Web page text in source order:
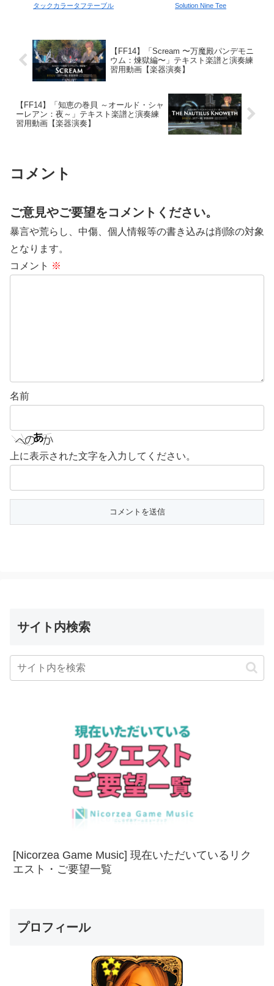
タックカラータフテーブル Solution Nine Tee
【FF14】「Scream 〜万魔殿パンデモニ
ウム：煉獄編〜」テキスト楽譜と演奏練
習用動画【楽器演奏】
【FF14】「知恵の巻貝 ～オールド・シャ
ーレアン：夜～」テキスト楽譜と演奏練
習用動画【楽器演奏】
コメント
ご意見やご要望をコメントください。
暴言や荒らし、中傷、個人情報等の書き込みは削除の対象
となります。
コメント ※
名前
上に表示された文字を入力してください。
サイト内検索
[Nicorzea Game Music] 現在いただいているリク
エスト・ご要望一覧
プロフィール